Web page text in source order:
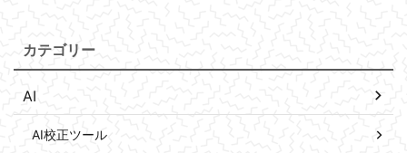
カテゴリー
AI
AI校正ツール